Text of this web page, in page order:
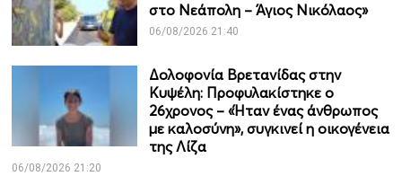
στο Νεάπολη – Άγιος Νικόλαος»
06/08/2026 21:40
Δολοφονία Βρετανίδας στην
Κυψέλη: Προφυλακίστηκε ο
26χρονος – «Ήταν ένας άνθρωπος
με καλοσύνη», συγκινεί η οικογένεια
της Λίζα
06/08/2026 21:20